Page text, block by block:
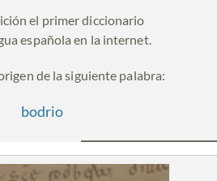
el primer diccionario
española en la internet.
de la siguiente palabra:
bodrio